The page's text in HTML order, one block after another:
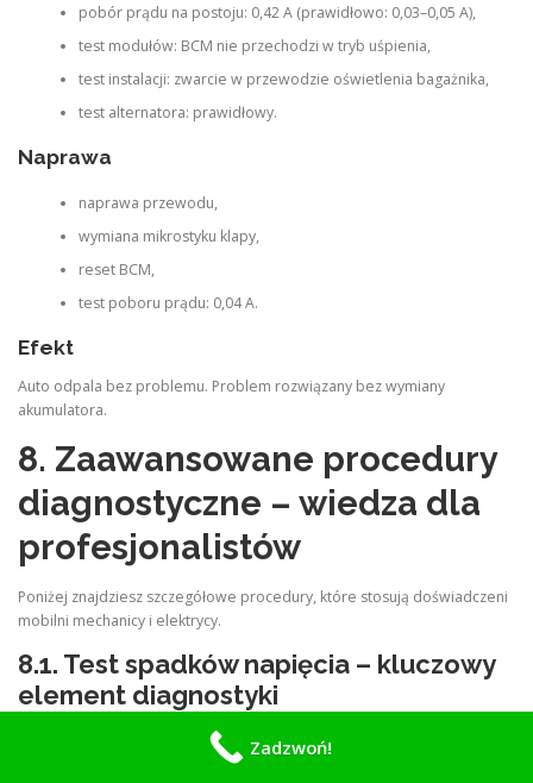
pobór prądu na postoju: 0,42 A (prawidłowo: 0,03–0,05 A),
test modułów: BCM nie przechodzi w tryb uśpienia,
test instalacji: zwarcie w przewodzie oświetlenia bagażnika,
test alternatora: prawidłowy.
Naprawa
naprawa przewodu,
wymiana mikrostyku klapy,
reset BCM,
test poboru prądu: 0,04 A.
Efekt
Auto odpala bez problemu. Problem rozwiązany bez wymiany
akumulatora.
8. Zaawansowane procedury
diagnostyczne – wiedza dla
profesjonalistów
Poniżej znajdziesz szczegółowe procedury, które stosują doświadczeni
mobilni mechanicy i elektrycy.
8.1. Test spadków napięcia – kluczowy
element diagnostyki
Test spadków napięcia pozwala wykryć:Zadzwoń!